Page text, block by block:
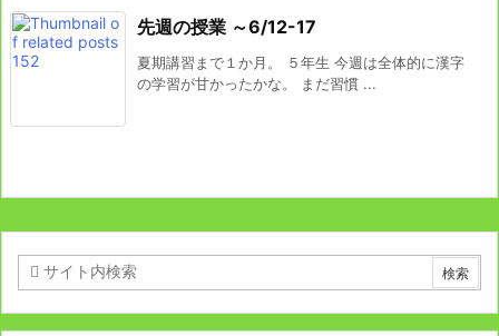
先週の授業 ～6/12-17
夏期講習まで１か月。 ５年生 今週は全体的に漢字
の学習が甘かったかな。 まだ習慣 ...